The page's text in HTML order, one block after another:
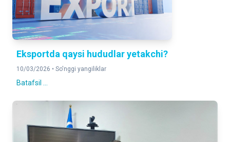
Eksportda qaysi hududlar yetakchi?
10/03/2026 • So'nggi yangiliklar
Batafsil ...